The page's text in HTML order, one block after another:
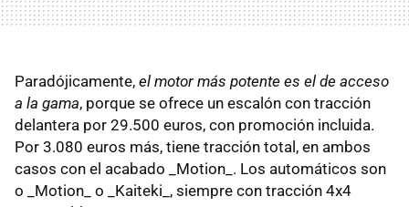
Paradójicamente, el motor más potente es el de acceso
a la gama, porque se ofrece un escalón con tracción
delantera por 29.500 euros, con promoción incluida.
Por 3.080 euros más, tiene tracción total, en ambos
casos con el acabado _Motion_. Los automáticos son
o _Motion_ o _Kaiteki_, siempre con tracción 4x4